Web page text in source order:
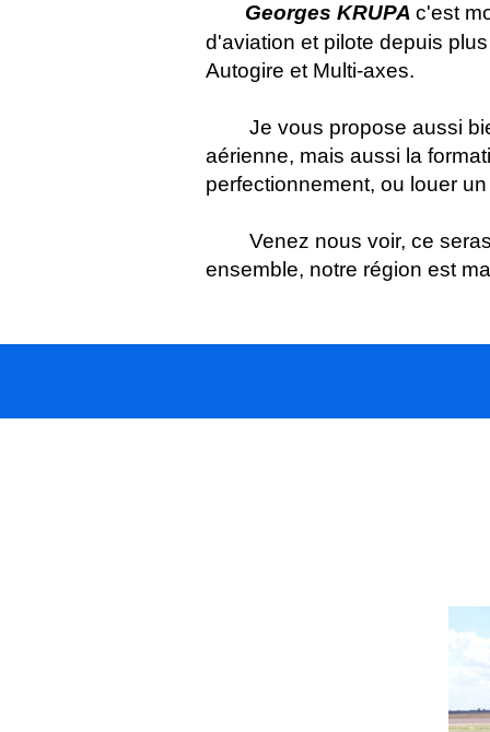
Georges KRUPA c'est
d'aviation et pilote depuis
Autogire et Multi-axes.
Je vous propose aussi
aérienne, mais aussi la
perfectionnement, ou louer
Venez nous voir, ce
ensemble, notre région est